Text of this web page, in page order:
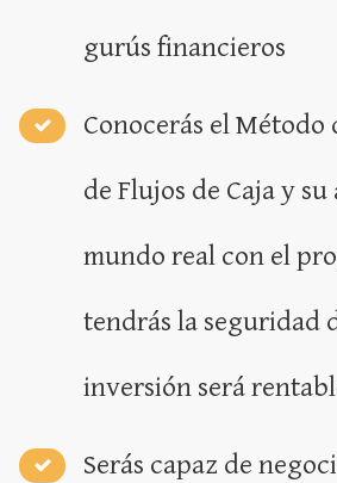
gurús financieros
Conocerás el Método
de Flujos de Caja y
mundo real con el
tendrás la seguridad
inversión será
Serás capaz de